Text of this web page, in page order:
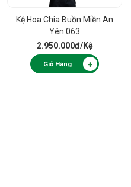
Kệ Hoa Chia Buồn Miền An
Yên 063
2.950.000đ/Kệ
Giỏ Hàng